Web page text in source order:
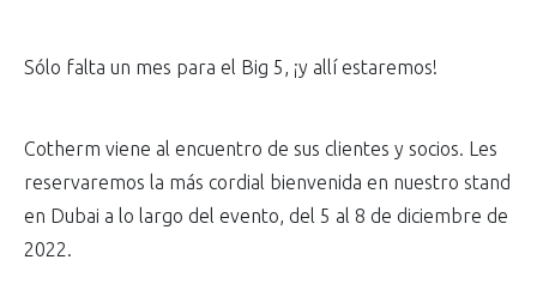
Sólo falta un mes para el Big 5, ¡y allí estaremos!
Cotherm viene al encuentro de sus clientes y socios. Les
reservaremos la más cordial bienvenida en nuestro stand
en Dubai a lo largo del evento, del 5 al 8 de diciembre de
2022.